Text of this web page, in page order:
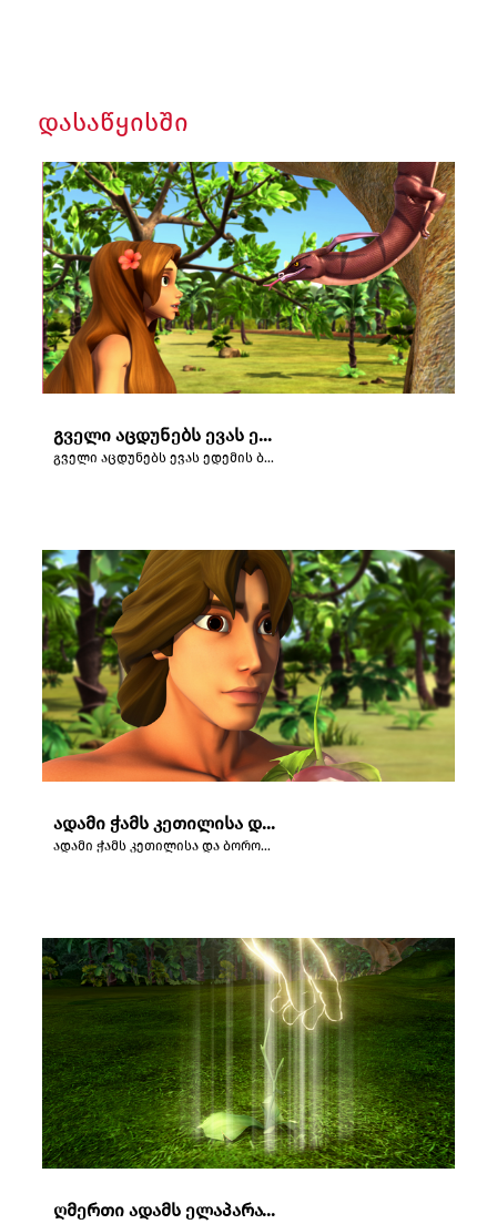
დასაწყისში
გველი აცდუნებს ევას ედემის ბაღში.
გველი აცდუნებს ევას ედემის ბაღში.
ადამი ჭამს კეთილისა და ბოროტის შეცნობის ხის ნაყოფს.
ადამი ჭამს კეთილისა და ბოროტის შეცნობის ხის ნაყოფს.
ღმერთი ადამს ელაპარაკება ედემის ბაღში.